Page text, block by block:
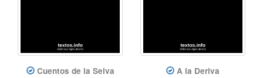
Cuentos de la Selva A la Deriva